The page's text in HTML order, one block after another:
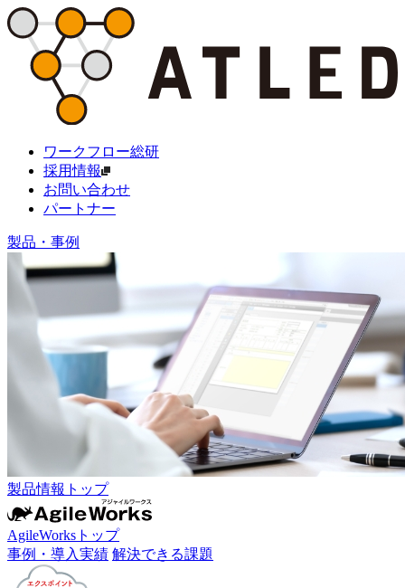
ワークフロー総研
採用情報
お問い合わせ
パートナー
製品・事例
製品情報トップ
AgileWorksトップ
事例・導入実績 解決できる課題